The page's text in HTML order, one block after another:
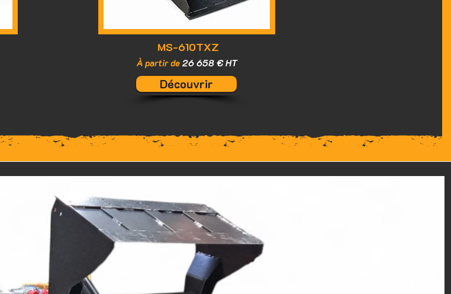
MS-610TXZ
À partir de 26 658 € HT
Découvrir